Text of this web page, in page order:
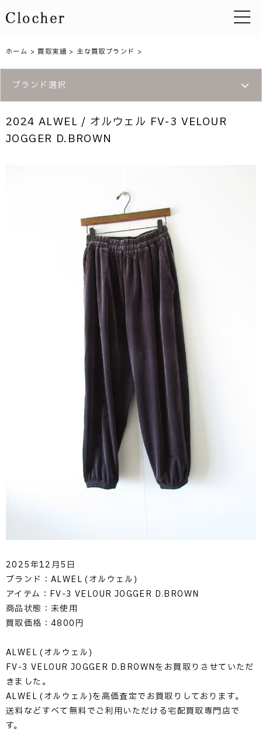
toggle
ホーム >買取実績 > 主な買取ブランド >
ブランド選択
2024 ALWEL / オルウェル FV-3 VELOUR
JOGGER D.BROWN
2025年12月5日
ブランド：ALWEL (オルウェル)
アイテム：FV-3 VELOUR JOGGER D.BROWN
商品状態：未使用
買取価格：4800円
ALWEL (オルウェル)
FV-3 VELOUR JOGGER D.BROWNをお買取りさせていただ
きました。
ALWEL (オルウェル)を高価査定でお買取りしております。
送料などすべて無料でご利用いただける宅配買取専門店で
す。